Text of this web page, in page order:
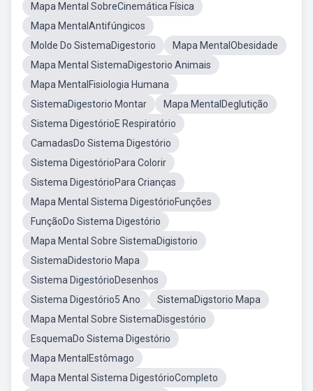
Mapa Mental SobreCinemática Física
Mapa MentalAntifúngicos
Molde Do SistemaDigestorio
Mapa MentalObesidade
Mapa Mental SistemaDigestorio Animais
Mapa MentalFisiologia Humana
SistemaDigestorio Montar
Mapa MentalDeglutição
Sistema DigestórioE Respiratório
CamadasDo Sistema Digestório
Sistema DigestórioPara Colorir
Sistema DigestórioPara Crianças
Mapa Mental Sistema DigestórioFunções
FunçãoDo Sistema Digestório
Mapa Mental Sobre SistemaDigistorio
SistemaDidestorio Mapa
Sistema DigestórioDesenhos
Sistema Digestório5 Ano
SistemaDigstorio Mapa
Mapa Mental Sobre SistemaDisgestório
EsquemaDo Sistema Digestório
Mapa MentalEstômago
Mapa Mental Sistema DigestórioCompleto